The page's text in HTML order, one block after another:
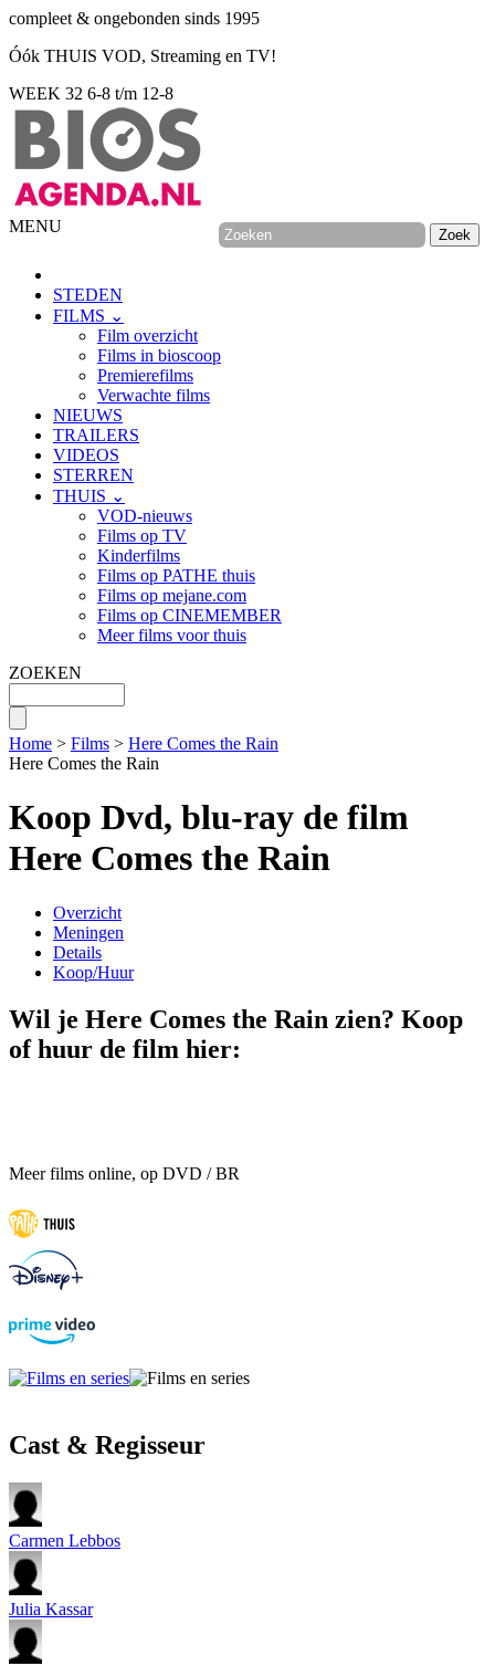
compleet & ongebonden sinds 1995
Óók THUIS VOD, Streaming en TV!
WEEK 32 6-8 t/m 12-8
MENU
STEDEN
FILMS ⌄
Film overzicht
Films in bioscoop
Premierefilms
Verwachte films
NIEUWS
TRAILERS
VIDEOS
STERREN
THUIS ⌄
VOD-nieuws
Films op TV
Kinderfilms
Films op PATHE thuis
Films op mejane.com
Films op CINEMEMBER
Meer films voor thuis
ZOEKEN
Home > Films > Here Comes the Rain
Here Comes the Rain
Koop Dvd, blu-ray de film
Here Comes the Rain
Overzicht
Meningen
Details
Koop/Huur
Wil je Here Comes the Rain zien? Koop
of huur de film hier:
Meer films online, op DVD / BR
Cast & Regisseur
Carmen Lebbos
Julia Kassar